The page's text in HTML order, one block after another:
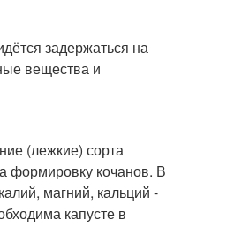
задержаться на
вещества и
(лежкие) сорта
формировку кочанов. В
магний, кальций -
капусте в